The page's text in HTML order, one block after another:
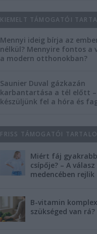
KIEMELT TÁMOGATÓI
Mennyi ideig bírja az
nélkül? Mennyire fontos a
a modern otthonokban?
Saunier Duval gázkazán
karbantartása a tél előtt –
készüljünk fel a hóra és
FRISS TÁMOGATÓI
Miért fáj
csípője? – A válasz
medencében rejlik
B-vitamin
szükséged van rá?